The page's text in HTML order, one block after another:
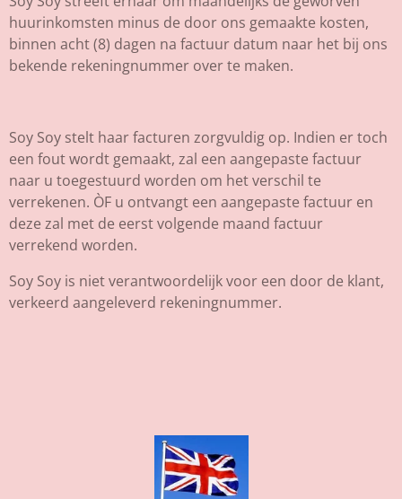
huurinkomsten minus de door ons gemaakte kosten,
binnen acht (8) dagen na factuur datum naar het bij ons
bekende rekeningnummer over te maken.
Soy Soy stelt haar facturen zorgvuldig op. Indien er toch
een fout wordt gemaakt, zal een aangepaste factuur
naar u toegestuurd worden om het verschil te
verrekenen. ÒF u ontvangt een aangepaste factuur en
deze zal met de eerst volgende maand factuur
verrekend worden.
Soy Soy is niet verantwoordelijk voor een door de klant,
verkeerd aangeleverd rekeningnummer.